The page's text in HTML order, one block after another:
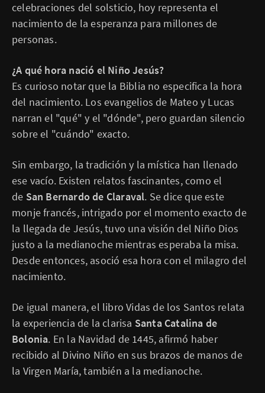
celebraciones del solsticio, hoy representa el
nacimiento de la esperanza para millones de
personas.
¿A qué hora nació el Niño Jesús?
Es curioso notar que la Biblia no especifica la hora
del nacimiento. Los evangelios de Mateo y Lucas
narran el "qué" y el "dónde", pero guardan silencio
sobre el "cuándo" exacto.
Sin embargo, la tradición y la mística han llenado
ese vacío. Existen relatos fascinantes, como el
de San Bernardo de Claraval. Se dice que este
monje francés, intrigado por el momento exacto de
la llegada de Jesús, tuvo una visión del Niño Dios
justo a la medianoche mientras esperaba la misa.
Desde entonces, asoció esa hora con el milagro del
nacimiento.
De igual manera, el libro Vidas de los Santos relata
la experiencia de la clarisa Santa Catalina de
Bolonia. En la Navidad de 1445, afirmó haber
recibido al Divino Niño en sus brazos de manos de
la Virgen María, también a la medianoche.